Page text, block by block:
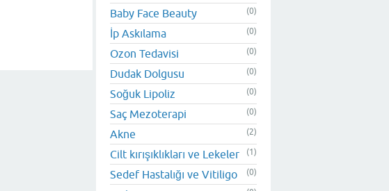
Baby Face Beauty (0)
İp Askılama (0)
Ozon Tedavisi (0)
Dudak Dolgusu (0)
Soğuk Lipoliz (0)
Saç Mezoterapi (0)
Akne (2)
Cilt kırışıklıkları ve Lekeler (1)
Sedef Hastalığı ve Vitiligo (0)